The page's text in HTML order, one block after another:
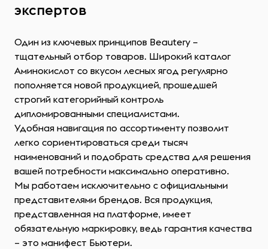
экспертов
Один из ключевых принципов Beautery –
тщательный отбор товаров. Широкий каталог
Аминокислот со вкусом лесных ягод регулярно
пополняется новой продукцией, прошедшей
строгий категорийный контроль
дипломированными специалистами.
Удобная навигация по ассортименту позволит
легко сориентироваться среди тысяч
наименований и подобрать средства для решения
вашей потребности максимально оперативно.
Мы работаем исключительно с официальными
представителями брендов. Вся продукция,
представленная на платформе, имеет
обязательную маркировку, ведь гарантия качества
– это манифест Бьютери.